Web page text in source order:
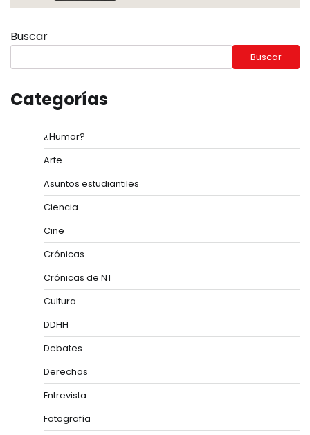
Buscar
Buscar
Categorías
¿Humor?
Arte
Asuntos estudiantiles
Ciencia
Cine
Crónicas
Crónicas de NT
Cultura
DDHH
Debates
Derechos
Entrevista
Fotografía